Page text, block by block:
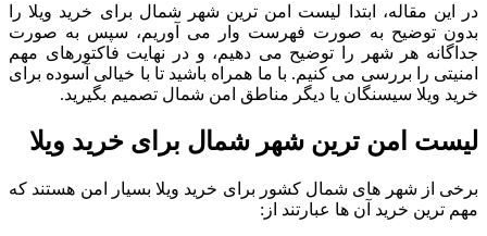
در این مقاله، ابتدا لیست امن ترین شهر شمال برای خرید ویلا را
بدون توضیح به صورت فهرست وار می آوریم، سپس به صورت
جداگانه هر شهر را توضیح می دهیم، و در نهایت فاکتورهای مهم
امنیتی را بررسی می کنیم. با ما همراه باشید تا با خیالی آسوده برای
خرید ویلا سیسنگان یا دیگر مناطق امن شمال تصمیم بگیرید.
لیست امن ترین شهر شمال برای خرید ویلا
برخی از شهر های شمال کشور برای خرید ویلا بسیار امن هستند که
مهم ترین خرید آن ها عبارتند از: